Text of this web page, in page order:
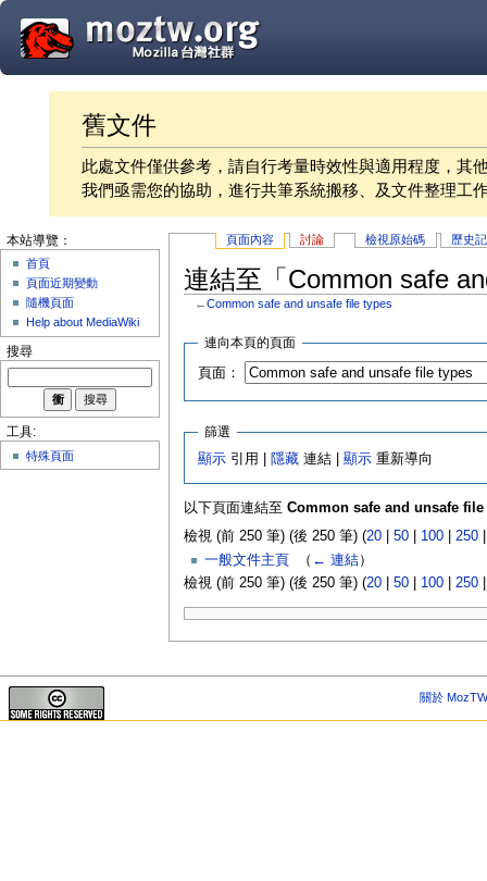
舊文件
此處文件僅供參考，請自行考量時效性與適用程度，其
我們亟需您的協助，進行共筆系統搬移、及文件整理工
頁面內容 討論 檢視原始碼 歷史
連結至「Common safe
←Common safe and unsafe file types
連向本頁的頁面
頁面：
篩選
顯示 引用 | 隱藏 連結 |顯示 重新導向
以下頁面連結至 Common safe and unsafe file
檢視 (前 250 筆) (後 250 筆) (20| 50| 100| 250
一般文件主頁
（ ← 連結）
檢視 (前 250 筆) (後 250 筆) (20| 50| 100| 250
本站導覽：
首頁
頁面近期變動
隨機頁面
Help about MediaWiki
搜尋
工具:
特殊頁面
關於